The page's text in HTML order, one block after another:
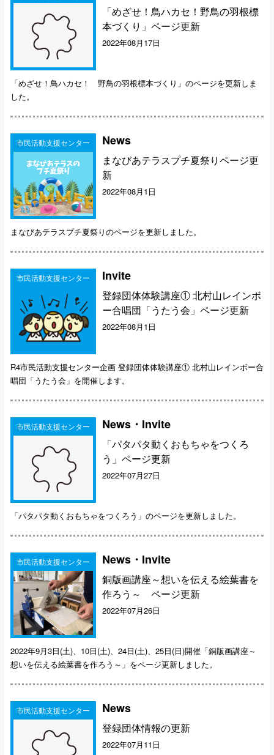
「めざせ！鳥ハカセ！野鳥の羽根標
本づくり」ページ更新
2022年08月17日
「めざせ！鳥ハカセ！ 野鳥の羽根標本づくり」のページを更新しま
した。
市民活動支援センター News
まなびあテラスプチ夏祭りページ更
新
2022年08月1日
まなびあテラスプチ夏祭りのページを更新しました。
市民活動支援センター Invite
登録団体体験講座① 北村山レインボ
ー合唱団「うたう会」ページ更新
2022年08月1日
R4市民活動支援センター企画 登録団体体験講座① 北村山レインボー合
唱団「うたう会」を開催します。
市民活動支援センター News・Invite
「パタパタ動くおもちゃをつくろ
う」ページ更新
2022年07月27日
「パタパタ動くおもちゃをつくろう」のページを更新しました。
市民活動支援センター News・Invite
銅版画講座～想いを伝える絵葉書を
作ろう～ ページ更新
2022年07月26日
2022年9月3日(土)、10日(土)、24日(土)、25日(日)開催「銅版画講座～
想いを伝える絵葉書を作ろう～」をページ更新しました。
市民活動支援センター News
登録団体情報の更新
2022年07月11日